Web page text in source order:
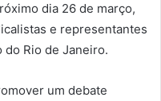
dia 26 de março,
e representantes
Rio de Janeiro.
um debate